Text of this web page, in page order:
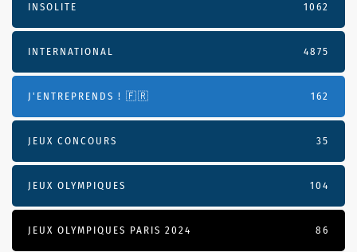
INSOLITE 1062
INTERNATIONAL 4875
J'ENTREPRENDS ! 🇫🇷 162
JEUX CONCOURS 35
JEUX OLYMPIQUES 104
JEUX OLYMPIQUES PARIS 2024 86